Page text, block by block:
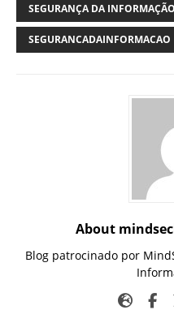
SEGURANÇA DA INFORMAÇÃO
SEGURANCADAINFORMACAO
About
Blog patrocinado por